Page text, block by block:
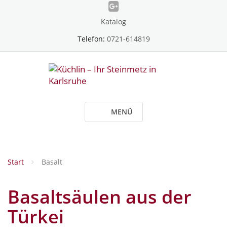
Katalog
Telefon: 0721-614819
MENÜ
Start Basalt
Basaltsäulen aus der
Türkei